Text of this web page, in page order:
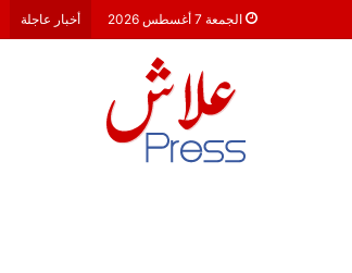
الجمعة 7 أغسطس 2026 أخبار عاجلة